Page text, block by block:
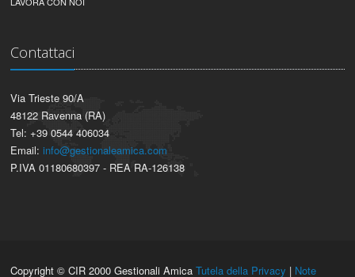
Contattaci
Via Trieste 90/A
48122 Ravenna (RA)
Tel: +39 0544 406034
Email:info@gestionaleamica.com
P.IVA 01180680397 - REA RA-126138
Copyright © CIR 2000 Gestionali AmicaTutela della Privacy | Note